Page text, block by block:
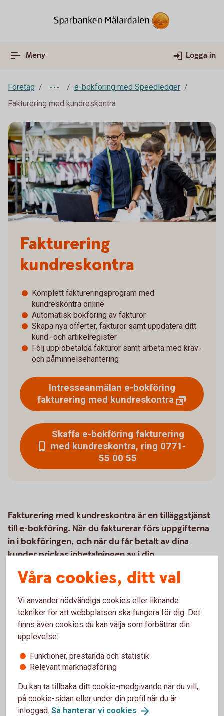
Meny Logga in
Företag
e-bokföring med Speedledger
Fakturering med kundreskontra
Fakturering
kundreskontra
Komplett faktureringsprogram med
kundreskontra online
Automatisk bokföring av fakturor
Skapa nya offerter, fakturor samt uppdatera ditt
kund- och artikelregister
Följ upp obetalda fakturor samt arbeta med krav-
och påminnelsehantering
Intresseanmälan e-bokföring
fakturering med kundreskontra
Skaffa e-bokföring fakturering
med kundreskontra, ring 0771-
55 00 55
Fakturering med kundreskontra är en tilläggstjänst
till e-bokföring. När du fakturerar förs uppgifterna
in i bokföringen, och när du får betalt av dina
kunder prickas inbetalningen av i din
kundreskontra.
Så här fungerar tjänsten
Pris
Kontakta oss
Support
Våra cookies, ditt val
Vi använder nödvändiga cookies eller liknande
tekniker för att webbplatsen ska fungera för dig. Det
finns även cookies du kan välja som förbättrar din
upplevelse:
Funktioner, prestanda och statistik
Relevant marknadsföring
Du kan ta tillbaka ditt cookie-medgivande när du vill,
på cookie-sidan eller under din profil när du är
inloggad. Så hanterar vi cookies .